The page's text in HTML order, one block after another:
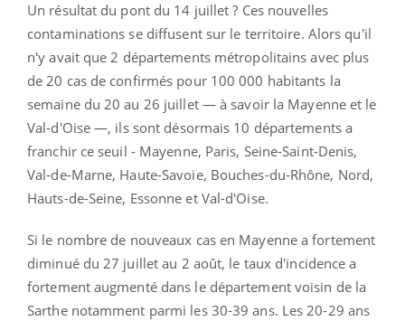
Un résultat du pont du 14 juillet ? Ces nouvelles
contaminations se diffusent sur le territoire. Alors qu'il
n'y avait que 2 départements métropolitains avec plus
de 20 cas de confirmés pour 100 000 habitants la
semaine du 20 au 26 juillet — à savoir la Mayenne et le
Val-d'Oise —, ils sont désormais 10 départements a
franchir ce seuil - Mayenne, Paris, Seine-Saint-Denis,
Val-de-Marne, Haute-Savoie, Bouches-du-Rhône, Nord,
Hauts-de-Seine, Essonne et Val-d'Oise.
Si le nombre de nouveaux cas en Mayenne a fortement
diminué du 27 juillet au 2 août, le taux d'incidence a
fortement augmenté dans le département voisin de la
Sarthe notamment parmi les 30-39 ans. Les 20-29 ans